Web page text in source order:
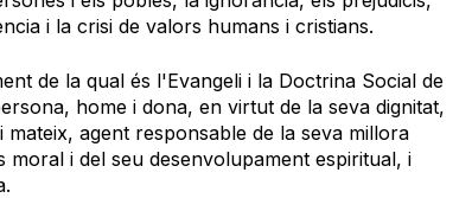
i la crisi de valors humans i cristians.
de la qual és l'Evangeli i la Doctrina Social de
home i dona, en virtut de la seva dignitat,
mateix, agent responsable de la seva millora
moral i del seu desenvolupament espiritual, i